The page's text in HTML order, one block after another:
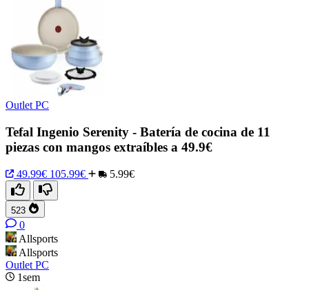
Outlet PC
Tefal Ingenio Serenity - Batería de cocina de 11
piezas con mangos extraíbles a 49.9€
49.99€ 105.99€ 5.99€
523
0
Allsports
Allsports
Outlet PC
1sem